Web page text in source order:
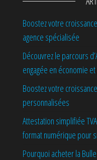
Boostez votre
agence spécialisée
Découvrez le parcours
engagée en économie
Boostez votre
personnalisées
Attestation simplifiée
format numérique pour
Pourquoi acheter la